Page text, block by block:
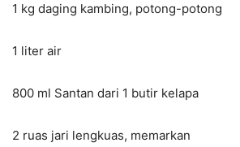
1 kg daging kambing, potong-potong
1 liter air
800 ml Santan dari 1 butir kelapa
2 ruas jari lengkuas, memarkan